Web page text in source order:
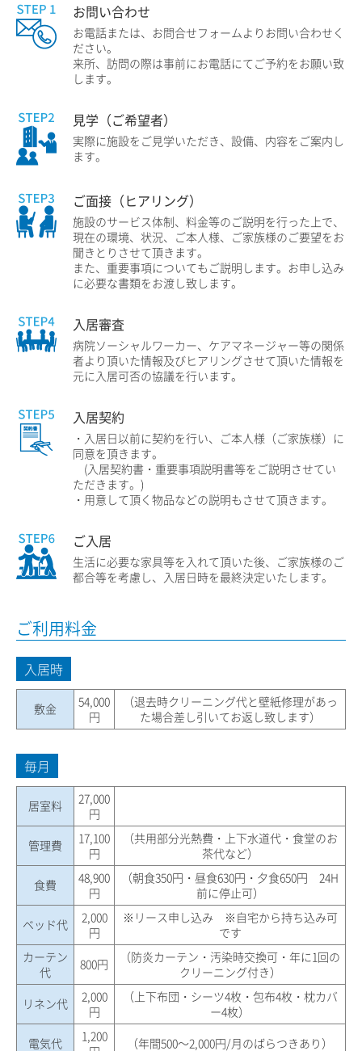
お問い合わせ
お電話または、お問合せフォームよりお問い合わせく
ださい。
来所、訪問の際は事前にお電話にてご予約をお願い致
します。
見学（ご希望者）
実際に施設をご見学いただき、設備、内容をご案内し
ます。
ご面接（ヒアリング）
施設のサービス体制、料金等のご説明を行った上で、
現在の環境、状況、ご本人様、ご家族様のご要望をお
聞きとりさせて頂きます。
また、重要事項についてもご説明します。お申し込み
に必要な書類をお渡し致します。
入居審査
病院ソーシャルワーカー、ケアマネージャー等の関係
者より頂いた情報及びヒアリングさせて頂いた情報を
元に入居可否の協議を行います。
入居契約
・入居日以前に契約を行い、ご本人様（ご家族様）に
同意を頂きます。
(入居契約書・重要事項説明書等をご説明させてい
ただきます。)
・用意して頂く物品などの説明もさせて頂きます。
ご入居
生活に必要な家具等を入れて頂いた後、ご家族様のご
都合等を考慮し、入居日時を最終決定いたします。
ご利用料金
入居時
敷金
54,000
円
（退去時クリーニング代と壁紙修理があっ
た場合差し引いてお返し致します）
毎月
居室料
27,000
円
管理費
17,100
円
（共用部分光熱費・上下水道代・食堂のお
茶代など）
食費
48,900
円
（朝食350円・昼食630円・夕食650円 24H
前に停止可）
ベッド代
2,000
円
※リース申し込み ※自宅から持ち込み可
です
カーテン
代
800円
（防炎カーテン・汚染時交換可・年に1回の
クリーニング付き）
リネン代
2,000
円
（上下布団・シーツ4枚・包布4枚・枕カバ
ー4枚）
電気代
1,200
（年間500～2,000円/月のばらつきあり）